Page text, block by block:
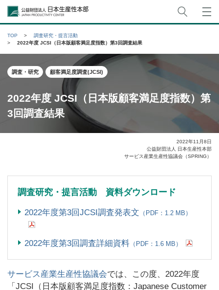
公益財団法人日本生産性本部
TOP
調査研究・提言活動
2022年度 JCSI（日本版顧客満足度指数）第3回調査結果
調査・研究 顧客満足度調査(JCSI)
2022年度 JCSI（日本版顧客満足度指数）第
3回調査結果
2022年11月8日
公益財団法人 日本生産性本部
サービス産業生産性協議会（SPRING）
調査研究・提言活動 資料ダウンロード
2022年度第3回JCSI調査発表文 （PDF：1.2 MB）
2022年度第3回調査詳細資料 （PDF：1.6 MB）
サービス産業生産性協議会では、この度、2022年度
「JCSI（日本版顧客満足度指数：Japanese Customer